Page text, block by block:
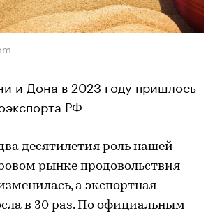
и Дона в 2023 году пришлось
РФ
десятилетия роль нашей
рынке продовольствия
а экспортная
в 30 раз. По официальным